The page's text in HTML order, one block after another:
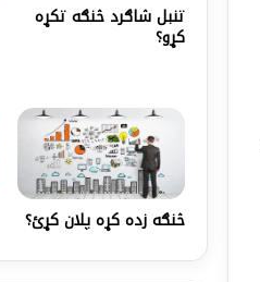
تنبل شاګرد څنګه تکړه
کړو؟
څنګه زده کړه پلان کړئ؟